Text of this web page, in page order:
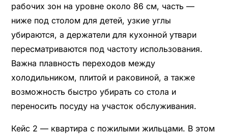
рабочих зон на уровне около 86 см, часть —
ниже под столом для детей, узкие углы
убираются, а держатели для кухонной утвари
пересматриваются под частоту использования.
Важна плавность переходов между
холодильником, плитой и раковиной, а также
возможность быстро убирать со стола и
переносить посуду на участок обслуживания.
Кейс 2 — квартира с пожилыми жильцами. В этом